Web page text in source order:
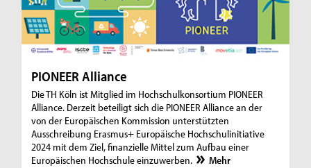
PIONEER Alliance
Die TH Köln ist Mitglied im Hochschulkonsortium PIONEER
Alliance. Derzeit beteiligt sich die PIONEER Alliance an der
von der Europäischen Kommission unterstützten
Ausschreibung Erasmus+ Europäische Hochschulinitiative
2024 mit dem Ziel, finanzielle Mittel zum Aufbau einer
Europäischen Hochschule einzuwerben.
Mehr